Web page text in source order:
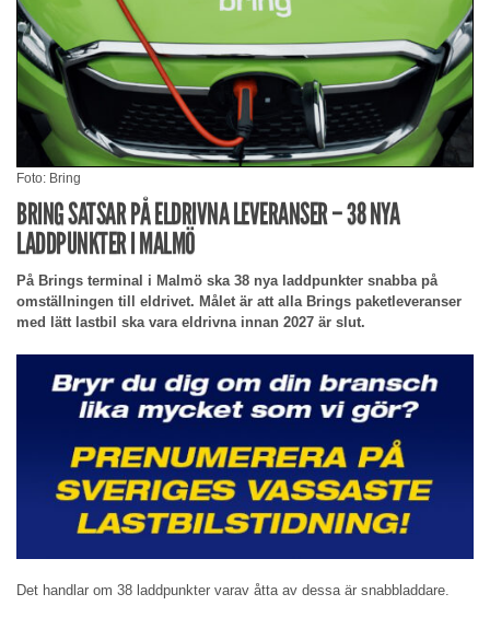
Foto: Bring
BRING SATSAR PÅ ELDRIVNA LEVERANSER – 38 NYA
LADDPUNKTER I MALMÖ
På Brings terminal i Malmö ska 38 nya laddpunkter snabba på
omställningen till eldrivet. Målet är att alla Brings paketleveranser
med lätt lastbil ska vara eldrivna innan 2027 är slut.
Det handlar om 38 laddpunkter varav åtta av dessa är snabbladdare.